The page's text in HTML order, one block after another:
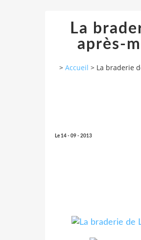
La
après-
> Accueil > La braderie
Le 14 - 09 - 2013